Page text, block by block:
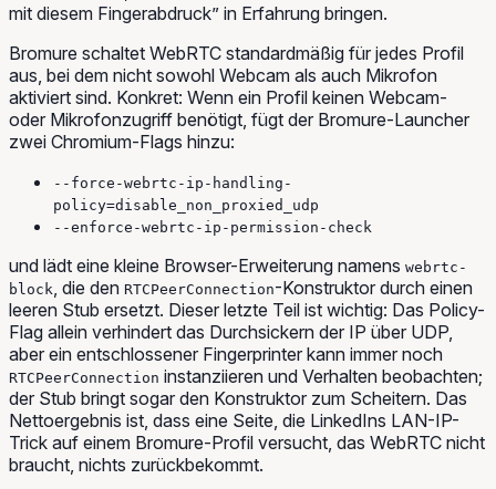
mit diesem Fingerabdruck” in Erfahrung bringen.
Bromure schaltet WebRTC standardmäßig für jedes Profil
aus, bei dem nicht sowohl Webcam als auch Mikrofon
aktiviert sind. Konkret: Wenn ein Profil keinen Webcam-
oder Mikrofonzugriff benötigt, fügt der Bromure-Launcher
zwei Chromium-Flags hinzu:
--force-webrtc-ip-handling-
policy=disable_non_proxied_udp
--enforce-webrtc-ip-permission-check
und lädt eine kleine Browser-Erweiterung namens webrtc-
block , die den RTCPeerConnection-Konstruktor durch einen
leeren Stub ersetzt. Dieser letzte Teil ist wichtig: Das Policy-
Flag allein verhindert das Durchsickern der IP über UDP,
aber ein entschlossener Fingerprinter kann immer noch
RTCPeerConnection instanziieren und Verhalten beobachten;
der Stub bringt sogar den Konstruktor zum Scheitern. Das
Nettoergebnis ist, dass eine Seite, die LinkedIns LAN-IP-
Trick auf einem Bromure-Profil versucht, das WebRTC nicht
braucht, nichts zurückbekommt.